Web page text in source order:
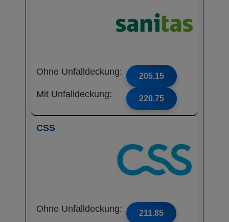
Ohne Unfalldeckung: 205.15
Mit Unfalldeckung: 220.75
CSS
Ohne Unfalldeckung: 211.85